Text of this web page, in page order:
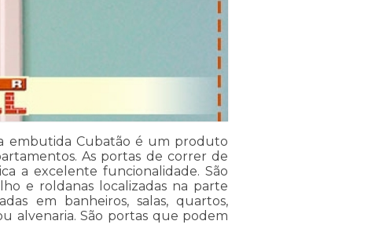
embutida Cubatão é um produto
As portas de correr de
a excelente funcionalidade. São
e roldanas localizadas na parte
em banheiros, salas, quartos,
alvenaria. São portas que podem